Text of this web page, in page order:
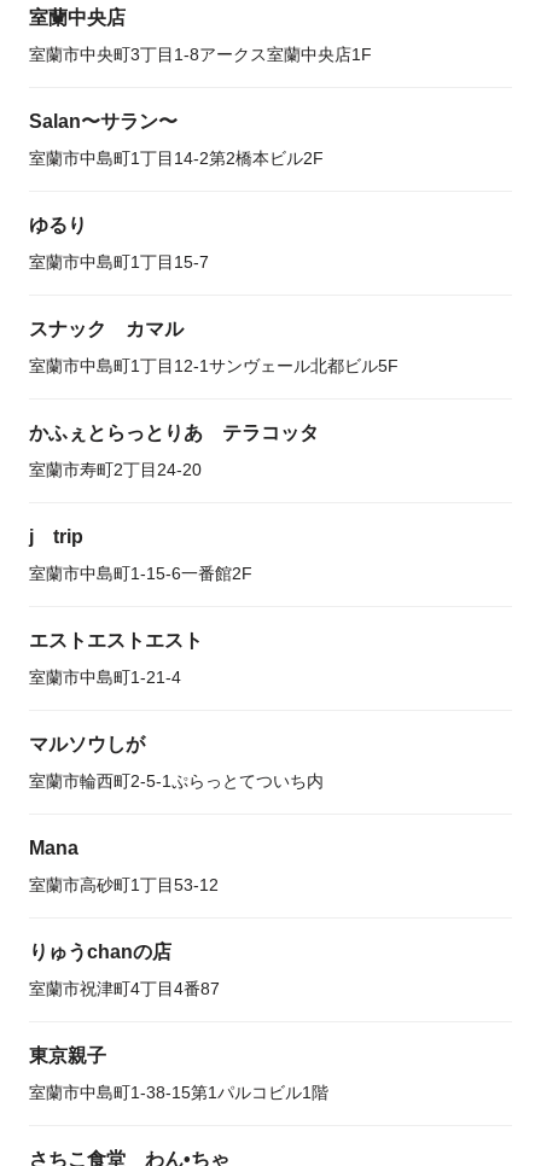
室蘭中央店
室蘭市中央町3丁目1-8アークス室蘭中央店1F
Salan〜サラン〜
室蘭市中島町1丁目14-2第2橋本ビル2F
ゆるり
室蘭市中島町1丁目15-7
スナック カマル
室蘭市中島町1丁目12-1サンヴェール北都ビル5F
かふぇとらっとりあ テラコッタ
室蘭市寿町2丁目24-20
j trip
室蘭市中島町1-15-6一番館2F
エストエストエスト
室蘭市中島町1-21-4
マルソウしが
室蘭市輪西町2-5-1ぷらっとてついち内
Mana
室蘭市高砂町1丁目53-12
りゅうchanの店
室蘭市祝津町4丁目4番87
東京親子
室蘭市中島町1-38-15第1パルコビル1階
さちこ食堂 わん•ちゃ